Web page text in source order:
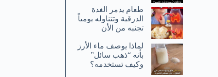
طعام يدمر الغدة
الدرقية وتتناوله يومياً
تجنبه من الأن
لماذا يوصف ماء الأرز
بأنه “ذهب سائل”
وكيف تستخدمه؟